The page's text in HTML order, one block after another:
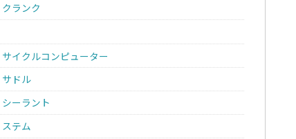
クランク
サイクルコンピューター
サドル
シーラント
ステム